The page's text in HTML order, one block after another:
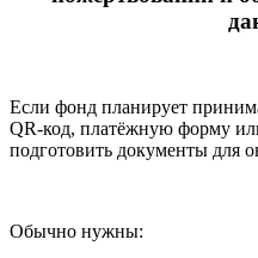
Если фонд планирует
QR-код, платёжную форму
подготовить документы для
Обычно нужны: